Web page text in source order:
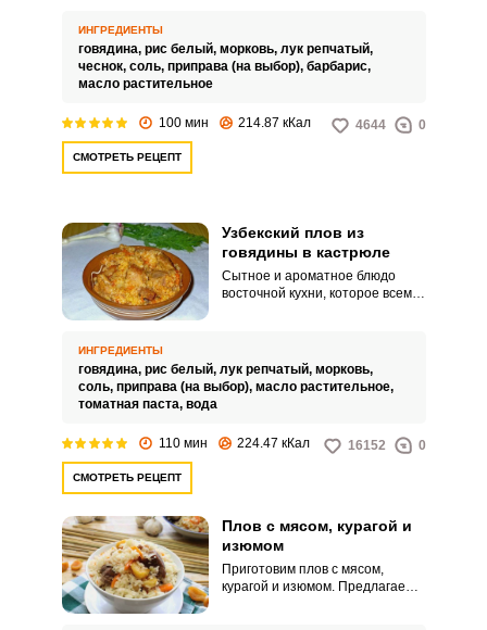
толстым дном. Плов можно
готовить с разными видами
ИНГРЕДИЕНТЫ
говядина, рис белый, морковь, лук репчатый,
чеснок, соль, приправа (на выбор), барбарис,
масло растительное
100 мин 214.87 кКал 4644 0
СМОТРЕТЬ РЕЦЕПТ
Узбекский плов из
говядины в кастрюле
Сытное и ароматное блюдо
восточной кухни, которое всем
готовить его можно с разными
видами мяса.
ИНГРЕДИЕНТЫ
говядина, рис белый, лук репчатый, морковь,
соль, приправа (на выбор), масло растительное,
томатная паста, вода
110 мин 224.47 кКал 16152 0
СМОТРЕТЬ РЕЦЕПТ
Плов с мясом, курагой и
изюмом
Приготовим плов с мясом,
курагой и изюмом. Предлагаем